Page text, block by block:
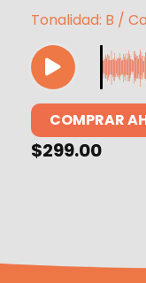
Tonalidad: B /
COMPRAR
$299.00